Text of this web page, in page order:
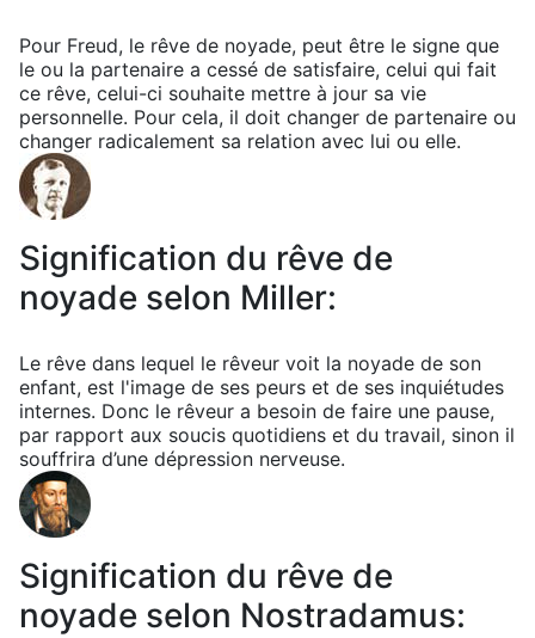
Pour Freud, le rêve de noyade, peut être le signe que
le ou la partenaire a cessé de satisfaire, celui qui fait
ce rêve, celui-ci souhaite mettre à jour sa vie
personnelle. Pour cela, il doit changer de partenaire ou
changer radicalement sa relation avec lui ou elle.
Signification du rêve de
noyade selon Miller:
Le rêve dans lequel le rêveur voit la noyade de son
enfant, est l'image de ses peurs et de ses inquiétudes
internes. Donc le rêveur a besoin de faire une pause,
par rapport aux soucis quotidiens et du travail, sinon il
souffrira d’une dépression nerveuse.
Signification du rêve de
noyade selon Nostradamus: